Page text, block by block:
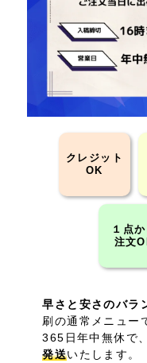
クレジット
OK
１点か
注文
早さと安さのバラ
刷の通常メニュー
365日年中無休で
発送いたします。